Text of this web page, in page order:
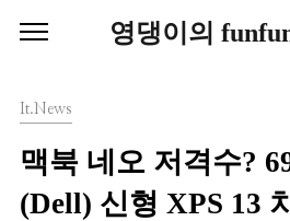
영댕이의
It.News
맥북 네오 저격수?
(Dell) 신형 XPS 13